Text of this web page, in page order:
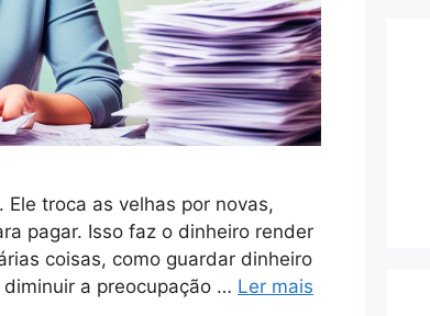
troca as velhas por novas,
pagar. Isso faz o dinheiro render
coisas, como guardar dinheiro
a preocupação … Ler mais